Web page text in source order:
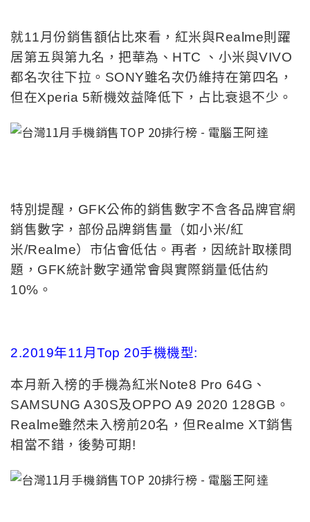
就11月份銷售額佔比來看，紅米與Realme則躍
居第五與第九名，把華為、HTC 、小米與VIVO
都名次往下拉。SONY雖名次仍維持在第四名，
但在Xperia 5新機效益降低下，占比衰退不少。
特別提醒，GFK公佈的銷售數字不含各品牌官網
銷售數字，部份品牌銷售量（如小米/紅
米/Realme）市佔會低估。再者，因統計取樣問
題，GFK統計數字通常會與實際銷量低估約
10%。
2.2019年11月Top 20手機機型:
本月新入榜的手機為紅米Note8 Pro 64G、
SAMSUNG A30S及OPPO A9 2020 128GB。
Realme雖然未入榜前20名，但Realme XT銷售
相當不錯，後勢可期!